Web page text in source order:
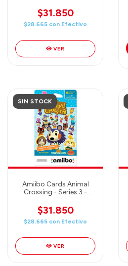
$31.850
$28.665 con Efectivo
VER
SIN STOCK
Amiibo Cards Animal
Crossing - Series 3 -
$31.850
$28.665 con Efectivo
VER